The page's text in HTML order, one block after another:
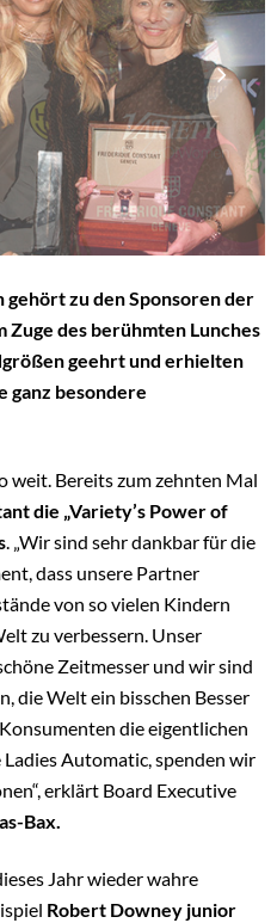
zu den Sponsoren der
Zuge des berühmten Lunches
geehrt und erhielten
ganz besondere
weit. Bereits zum zehnten Mal
die „Variety’s Power of
. „Wir sind sehr dankbar für die
dass unsere Partner
von so vielen Kindern
zu verbessern. Unser
Zeitmesser und wir sind
die Welt ein bisschen Besser
die eigentlichen
Automatic, spenden wir
erklärt Board Executive
Bax.
Jahr wieder wahre
Robert Downey junior